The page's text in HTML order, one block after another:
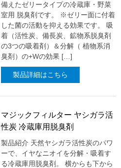
備えたゼリータイプの冷蔵庫・野菜
室用 脱臭剤です。 ※ゼリー面に付着
した菌の活動を抑える効果です。 吸
着（活性炭、備長炭、鉱物系脱臭剤
の3つの吸着剤）＆分解（ 植物系消
臭剤）の+Wの効果 […]
製品詳細はこちら
マジックフィルター ヤシガラ活
性炭 冷蔵庫用脱臭剤
製品紹介 天然ヤシガラ活性炭のパワ
ーで、イヤなニオイを分解・吸着す
る冷蔵庫用脱臭剤。 横からも下から